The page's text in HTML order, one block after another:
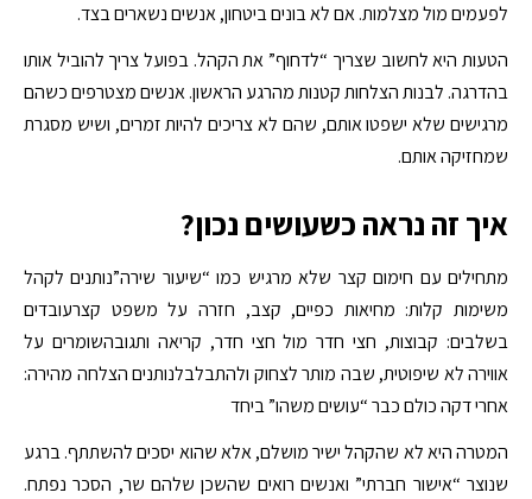
לפעמים מול מצלמות. אם לא בונים ביטחון, אנשים נשארים בצד.
הטעות היא לחשוב שצריך “לדחוף” את הקהל. בפועל צריך להוביל אותו
בהדרגה. לבנות הצלחות קטנות מהרגע הראשון. אנשים מצטרפים כשהם
מרגישים שלא ישפטו אותם, שהם לא צריכים להיות זמרים, ושיש מסגרת
שמחזיקה אותם.
איך זה נראה כשעושים נכון?
מתחילים עם חימום קצר שלא מרגיש כמו “שיעור שירה”נותנים לקהל
משימות קלות: מחיאות כפיים, קצב, חזרה על משפט קצרעובדים
בשלבים: קבוצות, חצי חדר מול חצי חדר, קריאה ותגובהשומרים על
אווירה לא שיפוטית, שבה מותר לצחוק ולהתבלבלנותנים הצלחה מהירה:
אחרי דקה כולם כבר “עושים משהו” ביחד
המטרה היא לא שהקהל ישיר מושלם, אלא שהוא יסכים להשתתף. ברגע
שנוצר “אישור חברתי” ואנשים רואים שהשכן שלהם שר, הסכר נפתח.